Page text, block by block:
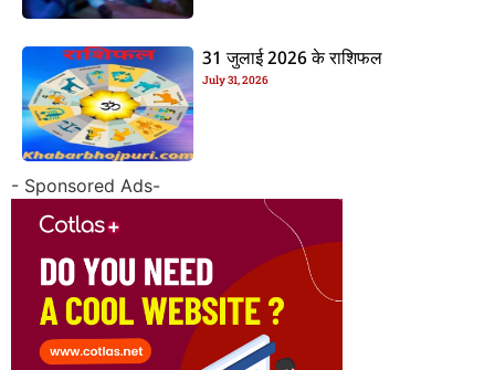
31 जुलाई 2026 के राशिफल
July 31, 2026
- Sponsored Ads-